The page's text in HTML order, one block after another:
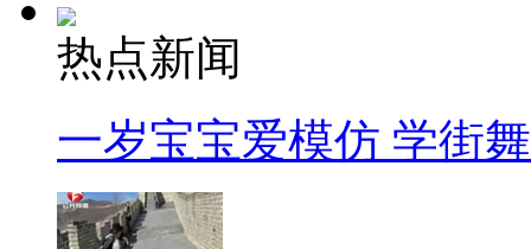
热点新闻
一岁宝宝爱模仿 学街